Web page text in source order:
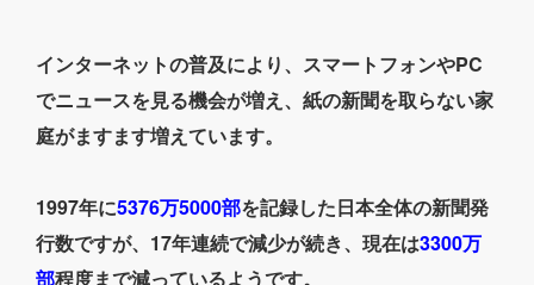
インターネットの普及により、スマートフォンやPC
でニュースを見る機会が増え、紙の新聞を取らない家
庭がますます増えています。
1997年に5376万5000部を記録した日本全体の新聞発
行数ですが、17年連続で減少が続き、現在は3300万
部程度まで減っているようです。